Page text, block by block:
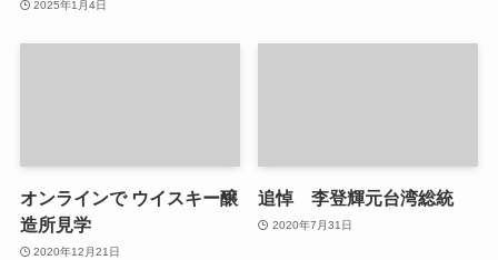
2025年1月4日
オンラインで ウイスキー醸
造所見学
2020年12月21日
追悼 李登輝元台湾総統
2020年7月31日